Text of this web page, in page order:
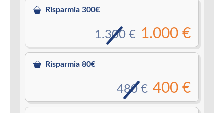
Risparmia 300€
1.000 €
1.300 €
Risparmia 80€
400 €
480 €